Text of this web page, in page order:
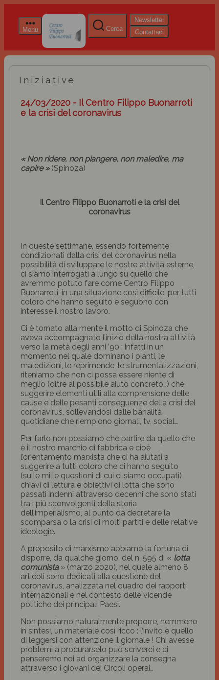
Menu Cerca
Newsletter
Contattaci
Iniziative
24/03/2020 - Il Centro Filippo Buonarroti
e la crisi del coronavirus
« Non ridere, non piangere, non maledire, ma
capire »(Spinoza)
Il Centro Filippo Buonarroti e la crisi del
coronavirus
In queste settimane, essendo fortemente
condizionati dalla crisi del coronavirus nella
possibilità di sviluppare le nostre attività esterne,
ci siamo interrogati a lungo su quello che
avremmo potuto fare come Centro Filippo
Buonarroti, in una situazione così difficile, per tutti
coloro che hanno seguito e seguono con
interesse il nostro lavoro.
Ci è tornato alla mente il motto di Spinoza che
aveva accompagnato l’inizio della nostra attività
verso la metà degli anni ’90 : infatti in un
momento nel quale dominano i pianti, le
maledizioni, le reprimende, le strumentalizzazioni,
riteniamo che non ci possa essere niente di
meglio (oltre al possibile aiuto concreto…) che
suggerire elementi utili alla comprensione delle
cause e delle pesanti conseguenze della crisi del
coronavirus, sollevandosi dalle banalità
quotidiane che riempiono giornali, tv, social…
Per farlo non possiamo che partire da quello che
è il nostro marchio di fabbrica e cioè
l’orientamento marxista che ci ha aiutati a
suggerire a tutti coloro che ci hanno seguito
(sulle mille questioni di cui ci siamo occupati)
chiavi di lettura e obiettivi di lotta che sono
passati indenni attraverso decenni che sono stati
tra i più sconvolgenti della storia
dell’imperialismo, al punto da decretare la
scomparsa o la crisi di molti partiti e delle relative
ideologie.
A proposito di marxismo abbiamo la fortuna di
disporre, da qualche giorno, del n. 595 di « lotta
comunista» (marzo 2020), nel quale almeno 8
articoli sono dedicati alla questione del
coronavirus, analizzata nel quadro dei rapporti
internazionali e nel contesto delle vicende
politiche dei principali Paesi.
Non possiamo naturalmente proporre, nemmeno
in sintesi, un materiale così ricco : l’invito è quello
di leggersi con attenzione il giornale ! Chi avesse
problemi a procurarselo può scriverci e ci
penseremo noi ad organizzare la consegna
attraverso i giovani dei Circoli operai…